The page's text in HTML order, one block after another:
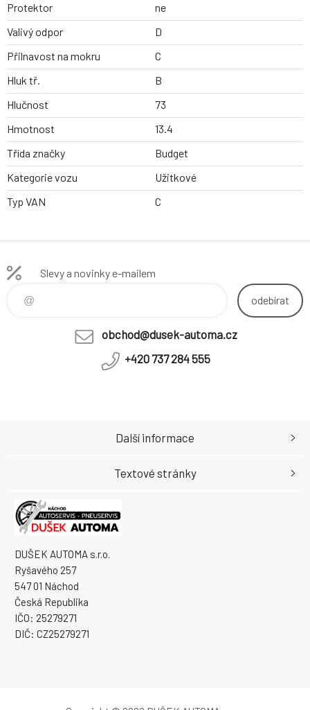
Protektor
ne
Valivý odpor
D
Přilnavost na mokru
C
Hluk tř.
B
Hlučnost
73
Hmotnost
13.4
Třída značky
Budget
Kategorie vozu
Užitkové
Typ VAN
C
Slevy a novinky e-mailem
odebírat
obchod@dusek-automa.cz
+420 737 284 555
DUŠEK AUTOMA s.r.o.
Ryšavého 257
547 01 Náchod
Česká Republika
IČO: 25279271
DIČ: CZ25279271
Další informace
Textové stránky